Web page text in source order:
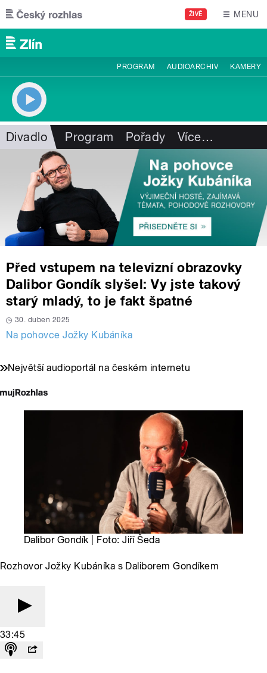
Přejít k hlavnímu obsahu
ŽIVĚ MENU
PROGRAM AUDIOARCHIV KAMERY
Divadlo Program Pořady Více…
Před vstupem na televizní obrazovky
Dalibor Gondík slyšel: Vy jste takový
starý mladý, to je fakt špatné
30. duben 2025
Na pohovce Jožky Kubáníka
Největší audioportál na českém internetu
Dalibor Gondík | Foto: Jiří Šeda
Rozhovor Jožky Kubáníka s Daliborem Gondíkem
33:45